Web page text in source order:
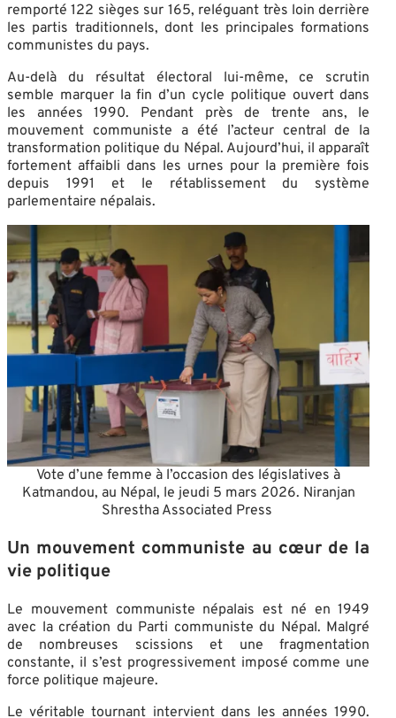
remporté 122 sièges sur 165, reléguant très loin derrière
les partis traditionnels, dont les principales formations
communistes du pays.
Au-delà du résultat électoral lui-même, ce scrutin
semble marquer la fin d’un cycle politique ouvert dans
les années 1990. Pendant près de trente ans, le
mouvement communiste a été l’acteur central de la
transformation politique du Népal. Aujourd’hui, il apparaît
fortement affaibli dans les urnes pour la première fois
depuis 1991 et le rétablissement du système
parlementaire népalais.
Vote d’une femme à l’occasion des législatives à
Katmandou, au Népal, le jeudi 5 mars 2026. Niranjan
Shrestha Associated Press
Un mouvement communiste au cœur de la
vie politique
Le mouvement communiste népalais est né en 1949
avec la création du Parti communiste du Népal. Malgré
de nombreuses scissions et une fragmentation
constante, il s’est progressivement imposé comme une
force politique majeure.
Le véritable tournant intervient dans les années 1990.